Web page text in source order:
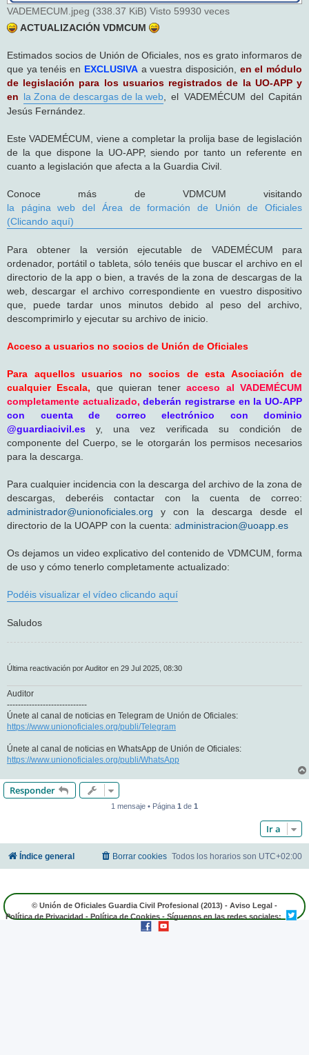
VADEMECUM.jpeg (338.37 KiB) Visto 59930 veces
ACTUALIZACIÓN VDMCUM
Estimados socios de Unión de Oficiales, nos es grato informaros de
que ya tenéis en EXCLUSIVAa vuestra disposición, en el módulo
de legislación para los usuarios registrados de la UO-APP y
en la Zona de descargas de la web, el VADEMÉCUM del Capitán
Jesús Fernández.
Este VADEMÉCUM, viene a completar la prolija base de legislación
de la que dispone la UO-APP, siendo por tanto un referente en
cuanto a legislación que afecta a la Guardia Civil.
Conoce más de VDMCUM visitando
la página web del Área de formación de Unión de Oficiales
(Clicando aquí)
Para obtener la versión ejecutable de VADEMÉCUM para
ordenador, portátil o tableta, sólo tenéis que buscar el archivo en el
directorio de la app o bien, a través de la zona de descargas de la
web, descargar el archivo correspondiente en vuestro dispositivo
que, puede tardar unos minutos debido al peso del archivo,
descomprimirlo y ejecutar su archivo de inicio.
Acceso a usuarios no socios de Unión de Oficiales
Para aquellos usuarios no socios de esta Asociación de
cualquier Escala, que quieran teneracceso al VADEMÉCUM
completamente actualizado,deberán registrarse en la UO-APP
con cuenta de correo electrónico con dominio
@guardiacivil.es y, una vez verificada su condición de
componente del Cuerpo, se le otorgarán los permisos necesarios
para la descarga.
Para cualquier incidencia con la descarga del archivo de la zona de
descargas, deberéis contactar con la cuenta de correo:
administrador@unionoficiales.org y con la descarga desde el
directorio de la UOAPP con la cuenta: administracion@uoapp.es
Os dejamos un video explicativo del contenido de VDMCUM, forma
de uso y cómo tenerlo completamente actualizado:
Podéis visualizar el vídeo clicando aquí
Saludos
Última reactivación por Auditor en 29 Jul 2025, 08:30
Auditor
-----------------------------
Únete al canal de noticias en Telegram de Unión de Oficiales:
https://www.unionoficiales.org/publi/Telegram
Únete al canal de noticias en WhatsApp de Unión de Oficiales:
https://www.unionoficiales.org/publi/WhatsApp
Responder
1 mensaje • Página 1 de 1
Ir a
Índice general Todos los horarios son UTC+02:00
Borrar cookies
© Unión de Oficiales Guardia Civil Profesional (2013) - Aviso Legal -
Política de Privacidad - Política de Cookies - Síguenos en las redes sociales: